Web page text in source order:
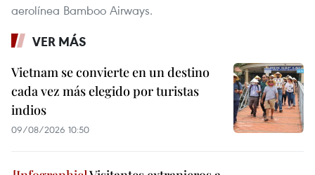
aerolínea Bamboo Airways.
VER MÁS
Vietnam se convierte en un destino
cada vez más elegido por turistas
indios
09/08/2026 10:50